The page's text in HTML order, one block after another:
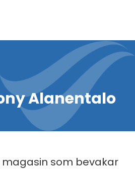
Alanentalo
magasin som bevakar